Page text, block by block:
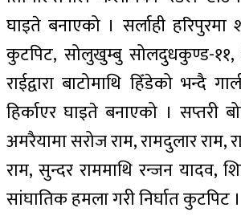
घाइते बनाएको । सर्लाही हरिपुरमा
कुटपिट, सोलुखुम्बु सोलदुधकुण्ड-११,
राईद्वारा बाटोमाथि हिँडेको भन्दै
हिर्काएर घाइते बनाएको । सप्तरी
अमरैयामा सरोज राम, रामदुलार राम,
राम, सुन्दर राममाथि रन्जन यादव,
सांघातिक हमला गरी निर्घात कुटपिट ।